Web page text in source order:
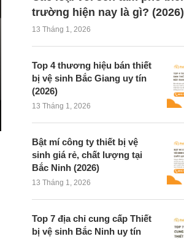
trường hiện nay là gì? (2026)
13 Tháng 1, 2026
Top 4 thương hiệu bán thiết
bị vệ sinh Bắc Giang uy tín
(2026)
13 Tháng 1, 2026
Bật mí công ty thiết bị vệ
sinh giá rẻ, chất lượng tại
Bắc Ninh (2026)
13 Tháng 1, 2026
Top 7 địa chỉ cung cấp Thiết
bị vệ sinh Bắc Ninh uy tín